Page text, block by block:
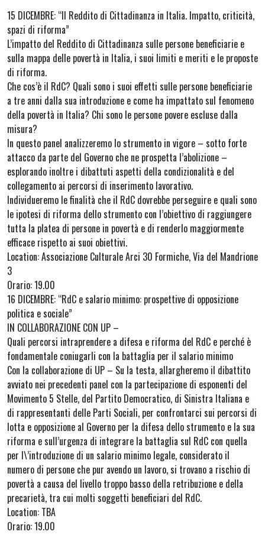
15 DICEMBRE: “Il Reddito di Cittadinanza in Italia. Impatto, criticità,
spazi di riforma”
L’impatto del Reddito di Cittadinanza sulle persone beneficiarie e
sulla mappa delle povertà in Italia, i suoi limiti e meriti e le proposte
di riforma.
Che cos’è il RdC? Quali sono i suoi effetti sulle persone beneficiarie
a tre anni dalla sua introduzione e come ha impattato sul fenomeno
della povertà in Italia? Chi sono le persone povere escluse dalla
misura?
In questo panel analizzeremo lo strumento in vigore – sotto forte
attacco da parte del Governo che ne prospetta l’abolizione –
esplorando inoltre i dibattuti aspetti della condizionalità e del
collegamento ai percorsi di inserimento lavorativo.
Individueremo le finalità che il RdC dovrebbe perseguire e quali sono
le ipotesi di riforma dello strumento con l’obiettivo di raggiungere
tutta la platea di persone in povertà e di renderlo maggiormente
efficace rispetto ai suoi obiettivi.
Location: Associazione Culturale Arci 30 Formiche, Via del Mandrione
3
Orario: 19.00
16 DICEMBRE: “RdC e salario minimo: prospettive di opposizione
politica e sociale”
IN COLLABORAZIONE CON UP –
Quali percorsi intraprendere a difesa e riforma del RdC e perché è
fondamentale coniugarli con la battaglia per il salario minimo
Con la collaborazione di UP – Su la testa, allargheremo il dibattito
avviato nei precedenti panel con la partecipazione di esponenti del
Movimento 5 Stelle, del Partito Democratico, di Sinistra Italiana e
di rappresentanti delle Parti Sociali, per confrontarci sui percorsi di
lotta e opposizione al Governo per la difesa dello strumento e la sua
riforma e sull’urgenza di integrare la battaglia sul RdC con quella
per l\’introduzione di un salario minimo legale, considerato il
numero di persone che pur avendo un lavoro, si trovano a rischio di
povertà a causa del livello troppo basso della retribuzione e della
precarietà, tra cui molti soggetti beneficiari del RdC.
Location: TBA
Orario: 19.00